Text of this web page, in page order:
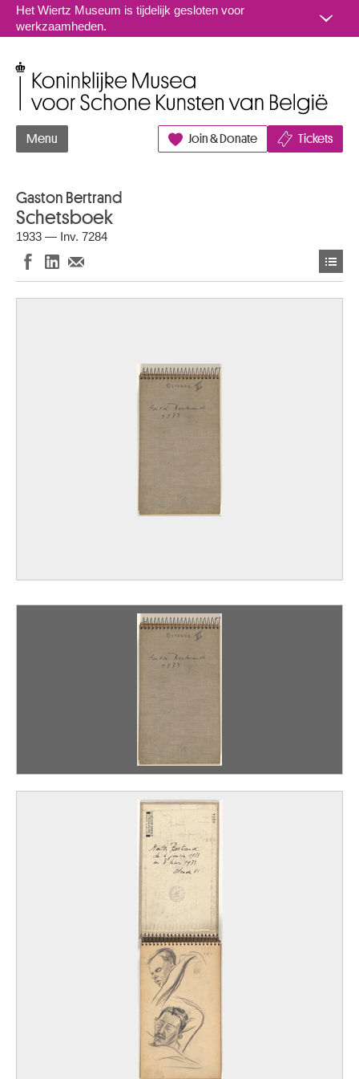
Naar inhoud
Het Wiertz Museum is tijdelijk gesloten voor
werkzaamheden.
Menu Join & Donate Tickets
Gaston Bertrand
Schetsboek
1933 — Inv. 7284